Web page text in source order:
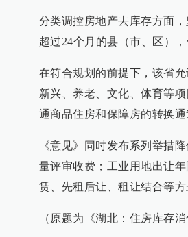
分类调控房地产去库存方面
超过24个月的县（市、区）
在符合规划的前提下，该省
新兴、养老、文化、体育等
通商品住房和保障房的转换通
《意见》同时发布系列举措
量评审收费；工业用地出让
赁、先租后让、租让结合等
（原题为《湖北：住房库存